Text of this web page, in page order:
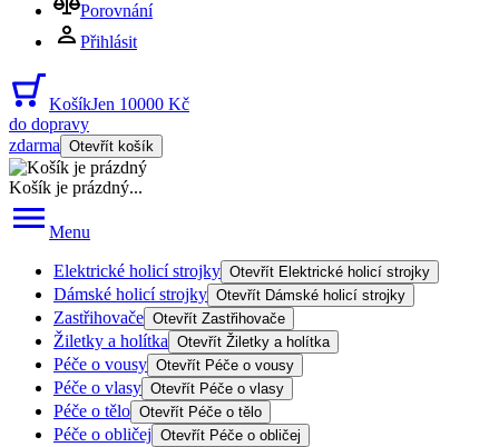
Porovnání
Přihlásit
KošíkJen 10000 Kč
do dopravy
zdarma Otevřít košík
Košík je prázdný...
Menu
Elektrické holicí strojky Otevřít Elektrické holicí strojky
Dámské holicí strojky Otevřít Dámské holicí strojky
Zastřihovače Otevřít Zastřihovače
Žiletky a holítka Otevřít Žiletky a holítka
Péče o vousy Otevřít Péče o vousy
Péče o vlasy Otevřít Péče o vlasy
Péče o tělo Otevřít Péče o tělo
Péče o obličej Otevřít Péče o obličej